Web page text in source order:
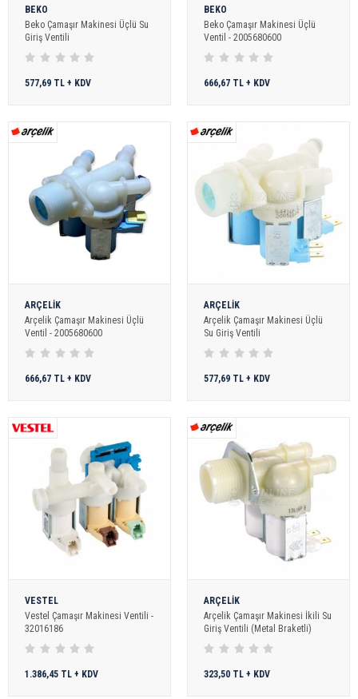
BEKO
Beko Çamaşır Makinesi Üçlü Su
Giriş Ventili
577,69 TL + KDV
BEKO
Beko Çamaşır Makinesi Üçlü
Ventil - 2005680600
666,67 TL + KDV
ARÇELİK
Arçelik Çamaşır Makinesi Üçlü
Ventil - 2005680600
666,67 TL + KDV
ARÇELİK
Arçelik Çamaşır Makinesi Üçlü
Su Giriş Ventili
577,69 TL + KDV
VESTEL
Vestel Çamaşır Makinesi Ventili -
32016186
1.386,45 TL + KDV
ARÇELİK
Arçelik Çamaşır Makinesi İkili Su
Giriş Ventili (Metal Braketli)
323,50 TL + KDV